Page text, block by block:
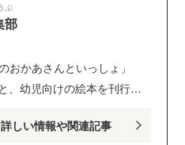
ぶ
部
おかあさんといっしょ」
、幼児向けの絵本を刊行し
を中心に、おもしろくて役
詳しい情報や関連記事